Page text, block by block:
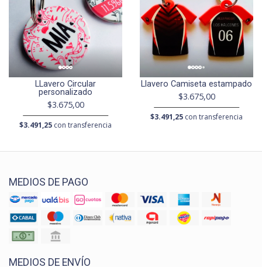
LLavero Circular
personalizado
$3.675,00
$3.491,25 con transferencia
Llavero Camiseta estampado
$3.675,00
$3.491,25 con transferencia
MEDIOS DE PAGO
MEDIOS DE ENVÍO